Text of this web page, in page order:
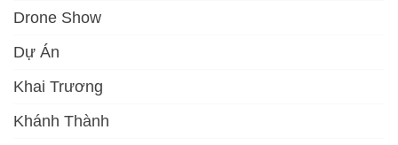
Drone Show
Dự Án
Khai Trương
Khánh Thành